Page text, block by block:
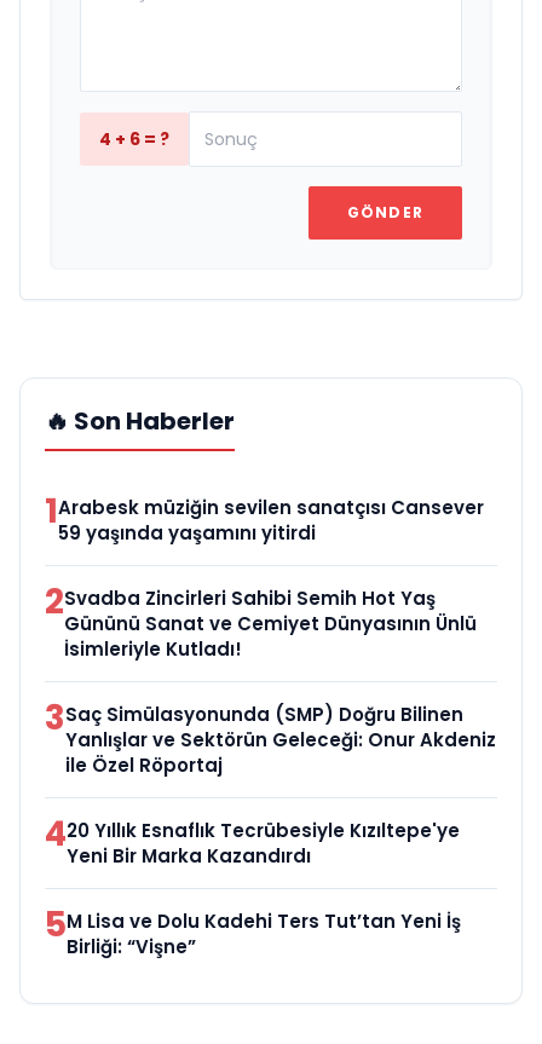
4 + 6 = ?
GÖNDER
🔥 Son Haberler
1Arabesk müziğin sevilen sanatçısı Cansever
59 yaşında yaşamını yitirdi
2Svadba Zincirleri Sahibi Semih Hot Yaş
Gününü Sanat ve Cemiyet Dünyasının Ünlü
İsimleriyle Kutladı!
3Saç Simülasyonunda (SMP) Doğru Bilinen
Yanlışlar ve Sektörün Geleceği: Onur Akdeniz
ile Özel Röportaj
420 Yıllık Esnaflık Tecrübesiyle Kızıltepe'ye
Yeni Bir Marka Kazandırdı
5M Lisa ve Dolu Kadehi Ters Tut’tan Yeni İş
Birliği: “Vişne”